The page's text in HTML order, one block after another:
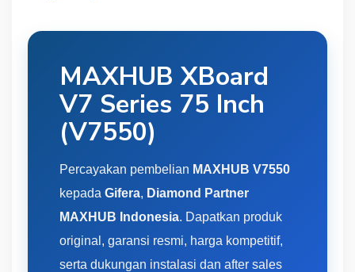
MAXHUB XBoard
V7 Series 75 Inch
(V7550)
Percayakan pembelian MAXHUB V7550
kepada Gifera, Diamond Partner
MAXHUB Indonesia. Dapatkan produk
original, garansi resmi, harga kompetitif,
serta dukungan instalasi dan after sales